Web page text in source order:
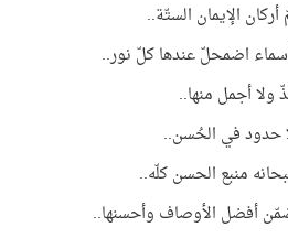
الإيمان الستّة..
اضمحلّ عندها كلّ نور..
ولا أجمل منها..
حدود في الحُسن..
منبع الحسن كلّه..
أفضل الأوصاف وأحسنها..